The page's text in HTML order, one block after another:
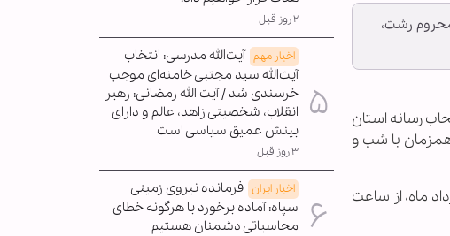
مناطق محروم رشت،
مرداد 1400 در نشست خبری با اصحاب رسانه استان
همزمان با شب و
روضات الحسین(ع) رشت افزود: ویژه برنامه «عید سعید غدیرخم» روز چهارشنبه، ۶ مرداد ماه، از ساعت
۲ روز قبل
اخبار مهم آیت‌الله مدرسی: انتخاب
آیت‌الله سید مجتبی خامنه‌ای موجب
خرسندی شد / آیت الله رمضانی: رهبر
انقلاب، شخصیتی زاهد، عالم و دارای
بینش عمیق سیاسی است
۳ روز قبل
اخبار ایران فرمانده نیروی زمینی
سپاه: آماده برخورد با هرگونه خطای
محاسباتی دشمنان هستیم